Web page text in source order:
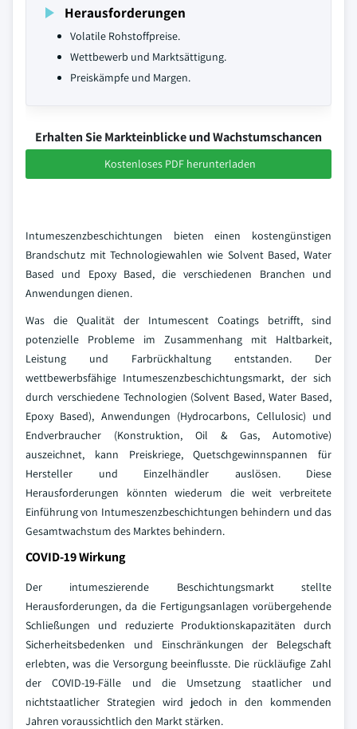
Herausforderungen
Volatile Rohstoffpreise.
Wettbewerb und Marktsättigung.
Preiskämpfe und Margen.
Erhalten Sie Markteinblicke und Wachstumschancen
Kostenloses PDF herunterladen
Intumeszenzbeschichtungen bieten einen kostengünstigen
Brandschutz mit Technologiewahlen wie Solvent Based, Water
Based und Epoxy Based, die verschiedenen Branchen und
Anwendungen dienen.
Was die Qualität der Intumescent Coatings betrifft, sind
potenzielle Probleme im Zusammenhang mit Haltbarkeit,
Leistung und Farbrückhaltung entstanden. Der
wettbewerbsfähige Intumeszenzbeschichtungsmarkt, der sich
durch verschiedene Technologien (Solvent Based, Water Based,
Epoxy Based), Anwendungen (Hydrocarbons, Cellulosic) und
Endverbraucher (Konstruktion, Oil & Gas, Automotive)
auszeichnet, kann Preiskriege, Quetschgewinnspannen für
Hersteller und Einzelhändler auslösen. Diese
Herausforderungen könnten wiederum die weit verbreitete
Einführung von Intumeszenzbeschichtungen behindern und das
Gesamtwachstum des Marktes behindern.
COVID-19 Wirkung
Der intumeszierende Beschichtungsmarkt stellte
Herausforderungen, da die Fertigungsanlagen vorübergehende
Schließungen und reduzierte Produktionskapazitäten durch
Sicherheitsbedenken und Einschränkungen der Belegschaft
erlebten, was die Versorgung beeinflusste. Die rückläufige Zahl
der COVID-19-Fälle und die Umsetzung staatlicher und
nichtstaatlicher Strategien wird jedoch in den kommenden
Jahren voraussichtlich den Markt stärken.